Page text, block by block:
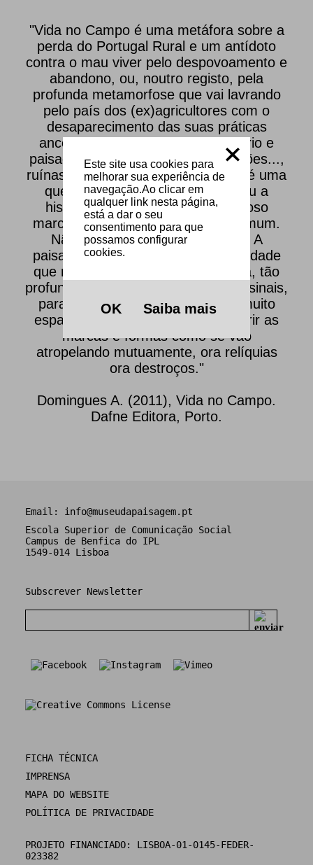
Este site usa cookies para
melhorar sua experiência de
navegação.Ao clicar em
qualquer link nesta página,
está a dar o seu
consentimento para que
possamos configurar
cookies.
OK Saiba mais
"Vida no Campo é uma metáfora sobre a
perda do Portugal Rural e um antídoto
contra o mau viver pelo despovoamento e
abandono, ou, noutro registo, pela
profunda metamorfose que vai lavrando
pelo país dos (ex)agricultores com o
desaparecimento das suas práticas
ancestrais, modos de vida, território e
paisagens. Paisagens de lamentações...,
ruínas, em muitos casos. Esta não é uma
questão menor. Como a língua ou a
história, a paisagem é um poderoso
marcador identitário, uma casa comum.
Não há paisagens para sempre. A
paisagem é o registo de uma sociedade
que muda e, se a mudança é tanta, tão
profunda e acelerada, haverá disso sinais,
para além do pouco tempo e do muito
espaço para compreender ou digerir as
marcas e formas como se vão
atropelando mutuamente, ora relíquias
ora destroços."
Domingues A. (2011), Vida no Campo.
Dafne Editora, Porto.
Email: info@museudapaisagem.pt
Escola Superior de Comunicação Social
Campus de Benfica do IPL
1549-014 Lisboa
Subscrever Newsletter
FICHA TÉCNICA
IMPRENSA
MAPA DO WEBSITE
POLÍTICA DE PRIVACIDADE
PROJETO FINANCIADO: LISBOA-01-0145-FEDER-
023382